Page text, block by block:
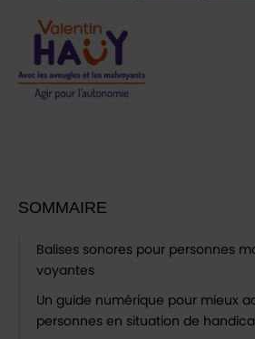
SOMMAIRE
Balises sonores pour personnes
voyantes
Un guide numérique pour mieux
personnes en situation de